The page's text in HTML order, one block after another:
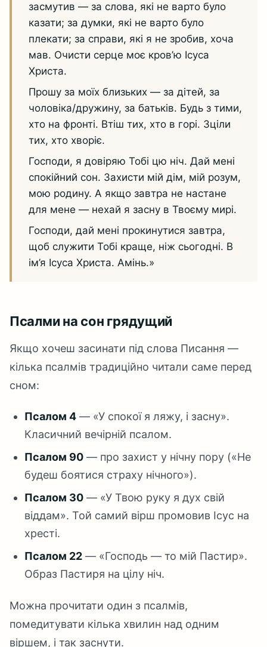
засмутив — за слова, які не варто було
казати; за думки, які не варто було
плекати; за справи, які я не зробив, хоча
мав. Очисти серце моє кров’ю Ісуса
Христа.
Прошу за моїх близьких — за дітей, за
чоловіка/дружину, за батьків. Будь з тими,
хто на фронті. Втіш тих, хто в горі. Зціли
тих, хто хворіє.
Господи, я довіряю Тобі цю ніч. Дай мені
спокійний сон. Захисти мій дім, мій розум,
мою родину. А якщо завтра не настане
для мене — нехай я засну в Твоєму мирі.
Господи, дай мені прокинутися завтра,
щоб служити Тобі краще, ніж сьогодні. В
ім’я Ісуса Христа. Амінь.»
Псалми на сон грядущий
Якщо хочеш засинати під слова Писання —
кілька псалмів традиційно читали саме перед
сном:
Псалом 4 — «У спокої я ляжу, і засну».
Класичний вечірній псалом.
Псалом 90 — про захист у нічну пору («Не
будеш боятися страху нічного»).
Псалом 30 — «У Твою руку я дух свій
віддам». Той самий вірш промовив Ісус на
хресті.
Псалом 22 — «Господь — то мій Пастир».
Образ Пастиря на цілу ніч.
Можна прочитати один з псалмів,
помедитувати кілька хвилин над одним
віршем, і так заснути.